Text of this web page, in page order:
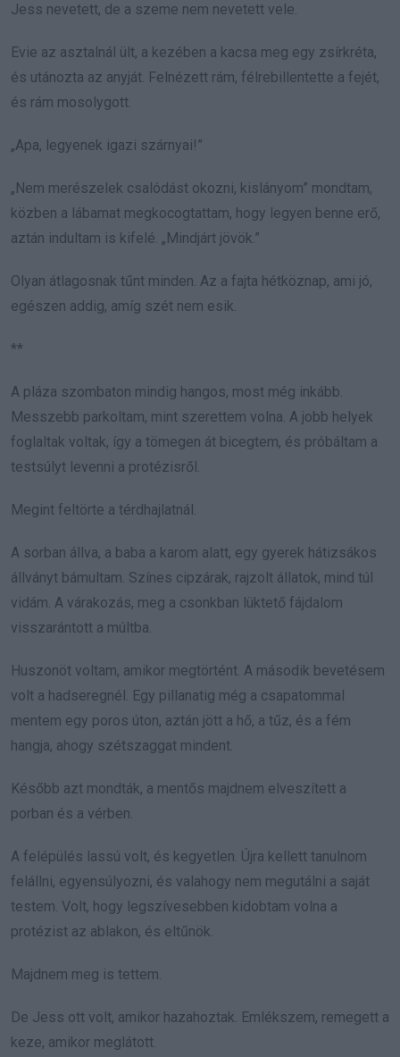
Jess nevetett, de a szeme nem nevetett vele.
Evie az asztalnál ült, a kezében a kacsa meg egy zsírkréta,
és utánozta az anyját. Felnézett rám, félrebillentette a fejét,
és rám mosolygott.
„Apa, legyenek igazi szárnyai!”
„Nem merészelek csalódást okozni, kislányom” mondtam,
közben a lábamat megkocogtattam, hogy legyen benne erő,
aztán indultam is kifelé. „Mindjárt jövök.”
Olyan átlagosnak tűnt minden. Az a fajta hétköznap, ami jó,
egészen addig, amíg szét nem esik.
**
A pláza szombaton mindig hangos, most még inkább.
Messzebb parkoltam, mint szerettem volna. A jobb helyek
foglaltak voltak, így a tömegen át bicegtem, és próbáltam a
testsúlyt levenni a protézisről.
Megint feltörte a térdhajlatnál.
A sorban állva, a baba a karom alatt, egy gyerek hátizsákos
állványt bámultam. Színes cipzárak, rajzolt állatok, mind túl
vidám. A várakozás, meg a csonkban lüktető fájdalom
visszarántott a múltba.
Huszonöt voltam, amikor megtörtént. A második bevetésem
volt a hadseregnél. Egy pillanatig még a csapatommal
mentem egy poros úton, aztán jött a hő, a tűz, és a fém
hangja, ahogy szétszaggat mindent.
Később azt mondták, a mentős majdnem elveszített a
porban és a vérben.
A felépülés lassú volt, és kegyetlen. Újra kellett tanulnom
felállni, egyensúlyozni, és valahogy nem megutálni a saját
testem. Volt, hogy legszívesebben kidobtam volna a
protézist az ablakon, és eltűnök.
Majdnem meg is tettem.
De Jess ott volt, amikor hazahoztak. Emlékszem, remegett a
keze, amikor meglátott.